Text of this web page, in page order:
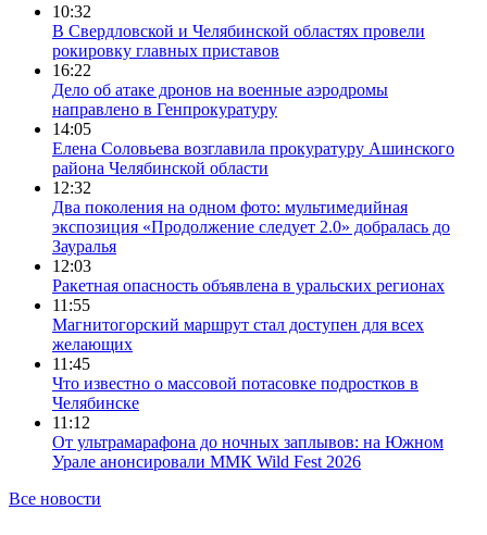
10:32
В Свердловской и Челябинской областях провели
рокировку главных приставов
16:22
Дело об атаке дронов на военные аэродромы
направлено в Генпрокуратуру
14:05
Елена Соловьева возглавила прокуратуру Ашинского
района Челябинской области
12:32
Два поколения на одном фото: мультимедийная
экспозиция «Продолжение следует 2.0» добралась до
Зауралья
12:03
Ракетная опасность объявлена в уральских регионах
11:55
Магнитогорский маршрут стал доступен для всех
желающих
11:45
Что известно о массовой потасовке подростков в
Челябинске
11:12
От ультрамарафона до ночных заплывов: на Южном
Урале анонсировали ММК Wild Fest 2026
Все новости